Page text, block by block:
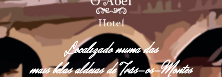
Localizado numa das
mais belas aldeias de Trás-os-Montes